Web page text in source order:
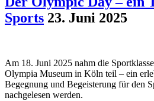
Sports 23. Juni 2025
Am 18. Juni 2025 nahm die
Olympia Museum in Köln teil – ein
Begegnung und Begeisterung für den
nachgelesen werden.